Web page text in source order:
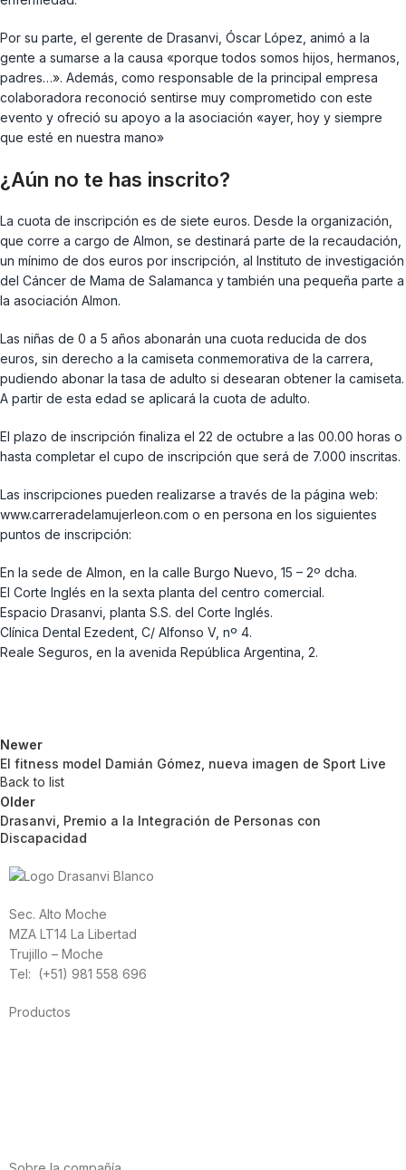
Por su parte, el gerente de Drasanvi, Óscar López, animó a la
gente a sumarse a la causa «porque todos somos hijos, hermanos,
padres…». Además, como responsable de la principal empresa
colaboradora reconoció sentirse muy comprometido con este
evento y ofreció su apoyo a la asociación «ayer, hoy y siempre
que esté en nuestra mano»
¿Aún no te has inscrito?
La cuota de inscripción es de siete euros. Desde la organización,
que corre a cargo de Almon, se destinará parte de la recaudación,
un mínimo de dos euros por inscripción, al Instituto de investigación
del Cáncer de Mama de Salamanca y también una pequeña parte a
la asociación Almon.
Las niñas de 0 a 5 años abonarán una cuota reducida de dos
euros, sin derecho a la camiseta conmemorativa de la carrera,
pudiendo abonar la tasa de adulto si desearan obtener la camiseta.
A partir de esta edad se aplicará la cuota de adulto.
El plazo de inscripción finaliza el 22 de octubre a las 00.00 horas o
hasta completar el cupo de inscripción que será de 7.000 inscritas.
Las inscripciones pueden realizarse a través de la página web:
www.carreradelamujerleon.com o en persona en los siguientes
puntos de inscripción:
En la sede de Almon, en la calle Burgo Nuevo, 15 – 2º dcha.
El Corte Inglés en la sexta planta del centro comercial.
Espacio Drasanvi, planta S.S. del Corte Inglés.
Clínica Dental Ezedent, C/ Alfonso V, nº 4.
Reale Seguros, en la avenida República Argentina, 2.
Newer
El fitness model Damián Gómez, nueva imagen de Sport Live
Back to list
Older
Drasanvi, Premio a la Integración de Personas con
Discapacidad
Sec. Alto Moche
MZA LT14 La Libertad
Trujillo – Moche
Tel: (+51) 981 558 696
Productos